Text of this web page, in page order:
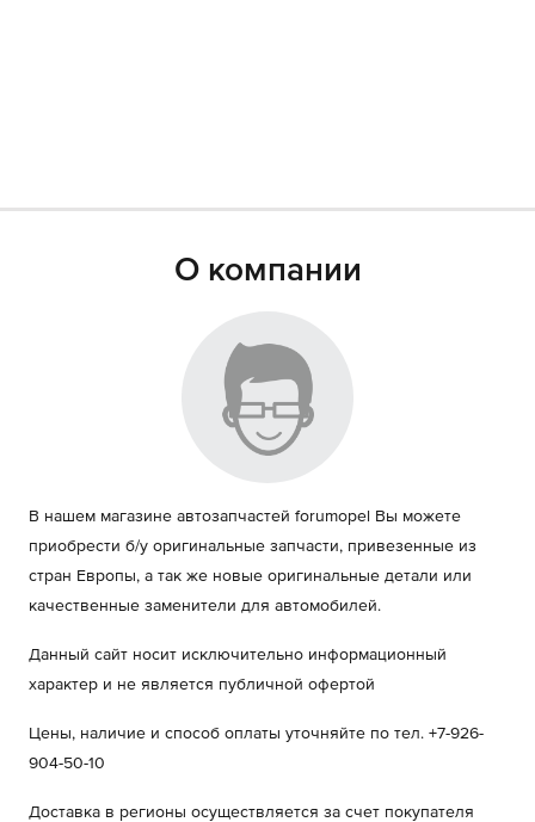
О компании
В нашем магазине автозапчастей forumopel Вы можете
приобрести б/у оригинальные запчасти, привезенные из
стран Европы, а так же новые оригинальные детали или
качественные заменители для автомобилей.
Данный сайт носит исключительно информационный
характер и не является публичной офертой
Цены, наличие и способ оплаты уточняйте по тел. +7-926-
904-50-10
Доставка в регионы осуществляется за счет покупателя